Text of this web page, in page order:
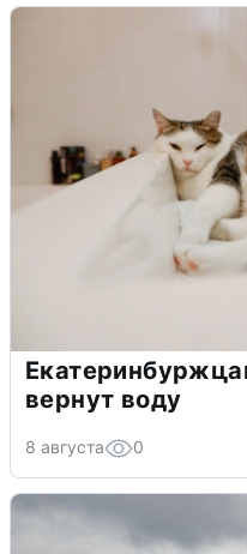
вернут воду
8 августа 0